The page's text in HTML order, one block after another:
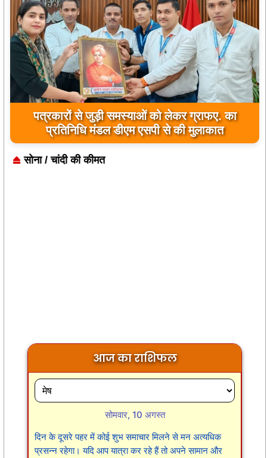
पत्रकारों से जुड़ी समस्याओं को लेकर ग्राफए. का
प्रतिनिधि मंडल डीएम एसपी से की मुलाकात
जिला कारागार में दो पावरलूम सेट का उद्घाटन, बंदियों को
मिलेगा रोजगार का अवसर
सोना / चांदी की कीमत
आज का राशिफल
सोमवार, 10 अगस्त
दिन के दूसरे पहर में कोई शुभ समाचार मिलने से मन अत्यधिक
प्रसन्न रहेगा। यदि आप यात्रा कर रहे हैं तो अपने सामान और